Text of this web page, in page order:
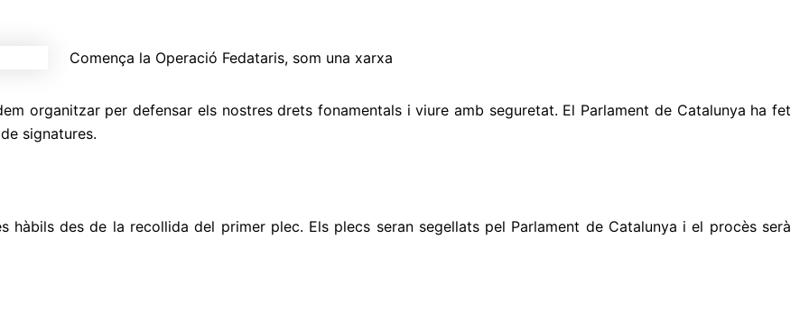
Comença la Operació Fedataris, som una xarxa
organitzar per defensar els nostres drets fonamentals i viure amb seguretat. El Parlament de Catalunya ha fet
signatures.
hàbils des de la recollida del primer plec. Els plecs seran segellats pel Parlament de Catalunya i el procès serà